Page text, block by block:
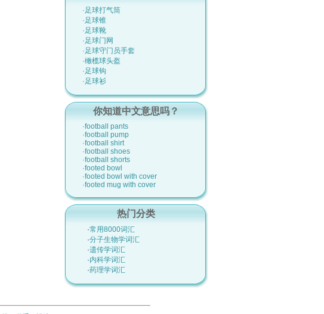
·足球打气筒
·足球锥
·足球靴
·足球门网
·足球守门员手套
·橄榄球头盔
·足球钩
·足球衫
你知道中文意思吗？
·football pants
·football pump
·football shirt
·football shoes
·football shorts
·footed bowl
·footed bowl with cover
·footed mug with cover
热门分类
·常用8000词汇
·分子生物学词汇
·遗传学词汇
·内科学词汇
·药理学词汇